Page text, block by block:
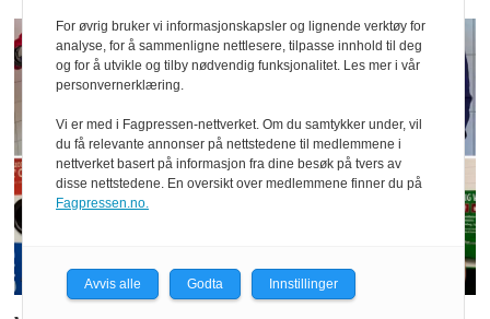
For øvrig bruker vi informasjonskapsler og lignende verktøy for
analyse, for å sammenligne nettlesere, tilpasse innhold til deg
og for å utvikle og tilby nødvendig funksjonalitet. Les mer i vår
personvernerklæring.
Vi er med i Fagpressen-nettverket. Om du samtykker under, vil
du få relevante annonser på nettstedene til medlemmene i
nettverket basert på informasjon fra dine besøk på tvers av
disse nettstedene. En oversikt over medlemmene finner du på
Fagpressen.no.
Avvis alle Godta Innstillinger